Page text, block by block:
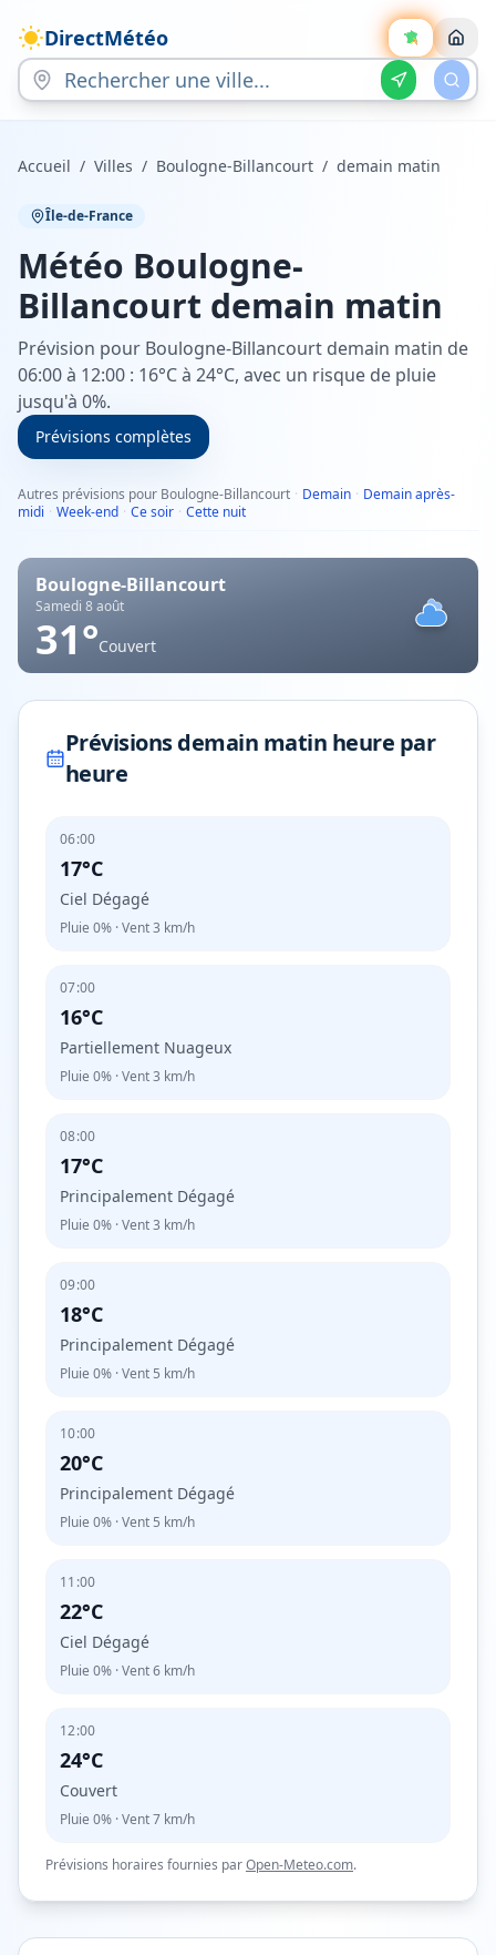
DirectMétéo
Accueil / Villes / Boulogne-Billancourt / demain matin
Île-de-France
Météo Boulogne-
Billancourt demain matin
Prévision pour Boulogne-Billancourt demain matin de
06:00 à 12:00 : 16°C à 24°C, avec un risque de pluie
jusqu'à 0%.
Prévisions complètes
Autres prévisions pour Boulogne-Billancourt · Demain · Demain après-
midi · Week-end · Ce soir · Cette nuit
Boulogne-Billancourt
Samedi 8 août
31°Couvert
Prévisions demain matin heure par
heure
06:00
17°C
Ciel Dégagé
Pluie 0% · Vent3 km/h
07:00
16°C
Partiellement Nuageux
Pluie 0% · Vent3 km/h
08:00
17°C
Principalement Dégagé
Pluie 0% · Vent3 km/h
09:00
18°C
Principalement Dégagé
Pluie 0% · Vent 5 km/h
10:00
20°C
Principalement Dégagé
Pluie 0% · Vent 5 km/h
11:00
22°C
Ciel Dégagé
Pluie 0% · Vent6 km/h
12:00
24°C
Couvert
Pluie 0% · Vent7 km/h
Prévisions horaires fournies parOpen-Meteo.com.